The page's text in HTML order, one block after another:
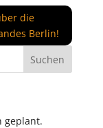
die
Berlin!
geplant.